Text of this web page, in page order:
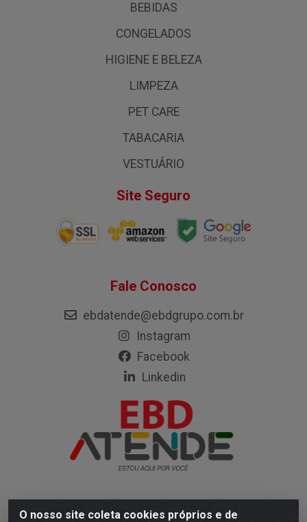
O nosso site coleta cookies próprios e de
BEBIDAS
CONGELADOS
HIGIENE E BELEZA
LIMPEZA
PET CARE
TABACARIA
VESTUÁRIO
Site Seguro
Fale Conosco
ebdatende@ebdgrupo.com.br
Instagram
Facebook
Linkedin